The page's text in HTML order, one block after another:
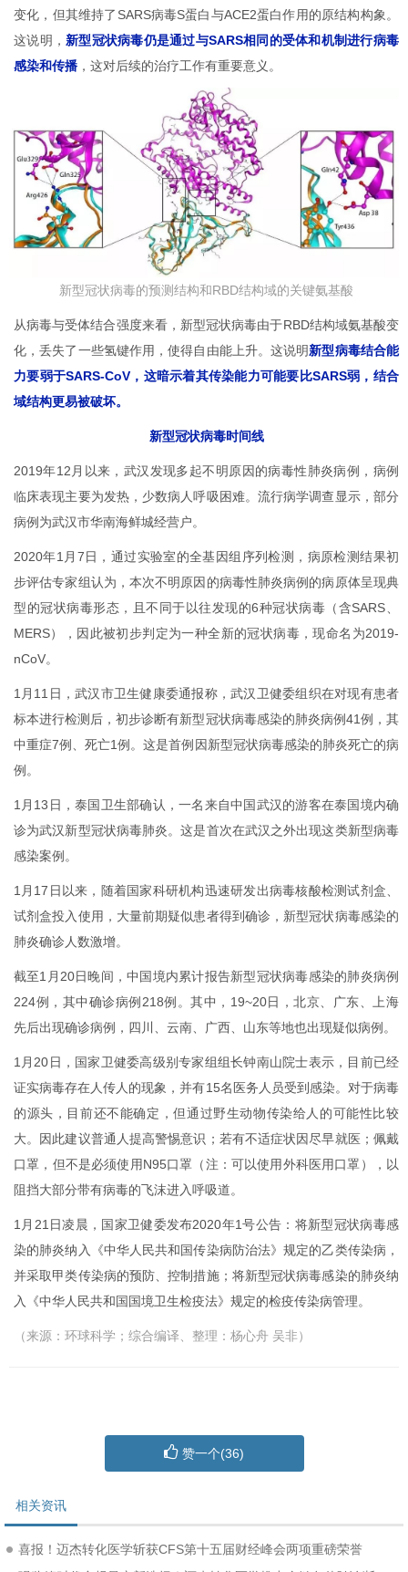
变化，但其维持了SARS病毒S蛋白与ACE2蛋白作用的原结构构象。
这说明， 新型冠状病毒仍是通过与SARS相同的受体和机制进行病毒
感染和传播 ，这对后续的治疗工作有重要意义。
新型冠状病毒的预测结构和RBD结构域的关键氨基酸
从病毒与受体结合强度来看，新型冠状病毒由于RBD结构域氨基酸变
化，丢失了一些氢键作用，使得自由能上升。这说明新型病毒结合能
力要弱于SARS-CoV，这暗示着其传染能力可能要比SARS弱，结合
域结构更易被破坏。
新型冠状病毒时间线
2019年12月以来，武汉发现多起不明原因的病毒性肺炎病例，病例
临床表现主要为发热，少数病人呼吸困难。流行病学调查显示，部分
病例为武汉市华南海鲜城经营户。
2020年1月7日，通过实验室的全基因组序列检测，病原检测结果初
步评估专家组认为，本次不明原因的病毒性肺炎病例的病原体呈现典
型的冠状病毒形态，且不同于以往发现的6种冠状病毒（含SARS、
MERS），因此被初步判定为一种全新的冠状病毒，现命名为2019-
nCoV。
1月11日，武汉市卫生健康委通报称，武汉卫健委组织在对现有患者
标本进行检测后，初步诊断有新型冠状病毒感染的肺炎病例41例，其
中重症7例、死亡1例。这是首例因新型冠状病毒感染的肺炎死亡的病
例。
1月13日，泰国卫生部确认，一名来自中国武汉的游客在泰国境内确
诊为武汉新型冠状病毒肺炎。这是首次在武汉之外出现这类新型病毒
感染案例。
1月17日以来，随着国家科研机构迅速研发出病毒核酸检测试剂盒、
试剂盒投入使用，大量前期疑似患者得到确诊，新型冠状病毒感染的
肺炎确诊人数激增。
截至1月20日晚间，中国境内累计报告新型冠状病毒感染的肺炎病例
224例，其中确诊病例218例。其中，19~20日，北京、广东、上海
先后出现确诊病例，四川、云南、广西、山东等地也出现疑似病例。
1月20日，国家卫健委高级别专家组组长钟南山院士表示，目前已经
证实病毒存在人传人的现象，并有15名医务人员受到感染。对于病毒
的源头，目前还不能确定，但通过野生动物传染给人的可能性比较
大。因此建议普通人提高警惕意识；若有不适症状因尽早就医；佩戴
口罩，但不是必须使用N95口罩（注：可以使用外科医用口罩），以
阻挡大部分带有病毒的飞沫进入呼吸道。
1月21日凌晨，国家卫健委发布2020年1号公告：将新型冠状病毒感
染的肺炎纳入《中华人民共和国传染病防治法》规定的乙类传染病，
并采取甲类传染病的预防、控制措施；将新型冠状病毒感染的肺炎纳
入《中华人民共和国国境卫生检疫法》规定的检疫传染病管理。
（来源：环球科学；综合编译、整理：杨心舟 吴非）
赞一个(36)
相关资讯
喜报！迈杰转化医学斩获CFS第十五届财经峰会两项重磅荣誉